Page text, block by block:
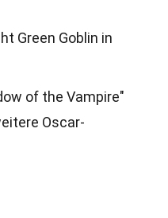
Green Goblin in
of the Vampire"
Oscar-